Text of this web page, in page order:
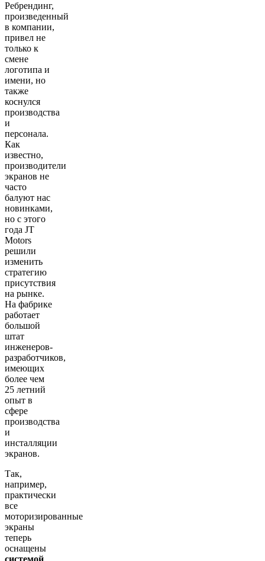
Ребрендинг,
произведенный
в компании,
привел не
только к
смене
логотипа и
имени, но
также
коснулся
производства
и
персонала.
Как
известно,
производители
экранов не
часто
балуют нас
новинками,
но с этого
года JT
Motors
решили
изменить
стратегию
присутствия
на рынке.
На фабрике
работает
большой
штат
инженеров-
разработчиков,
имеющих
более чем
25 летний
опыт в
сфере
производства
и
инсталляции
экранов.
Так,
например,
практически
все
моторизированные
экраны
теперь
оснащены